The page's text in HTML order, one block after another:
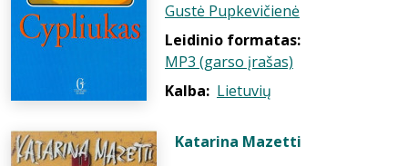
Gustė Pupkevičienė
Leidinio formatas:
MP3 (garso įrašas)
Kalba: Lietuvių
Katarina Mazetti